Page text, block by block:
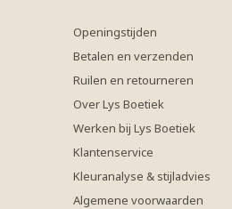
Openingstijden
Betalen en verzenden
Ruilen en retourneren
Over Lys Boetiek
Werken bij Lys Boetiek
Klantenservice
Kleuranalyse & stijladvies
Algemene voorwaarden